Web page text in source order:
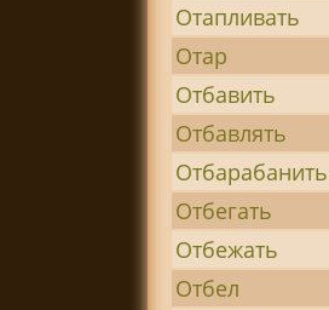
Отапливать
Отар
Отбавить
Отбавлять
Отбарабанить
Отбегать
Отбежать
Отбел